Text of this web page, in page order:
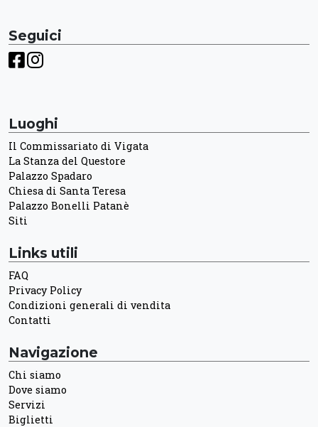
Seguici
Luoghi
Il Commissariato di Vigata
La Stanza del Questore
Palazzo Spadaro
Chiesa di Santa Teresa
Palazzo Bonelli Patanè
Siti
Links utili
FAQ
Privacy Policy
Condizioni generali di vendita
Contatti
Navigazione
Chi siamo
Dove siamo
Servizi
Biglietti